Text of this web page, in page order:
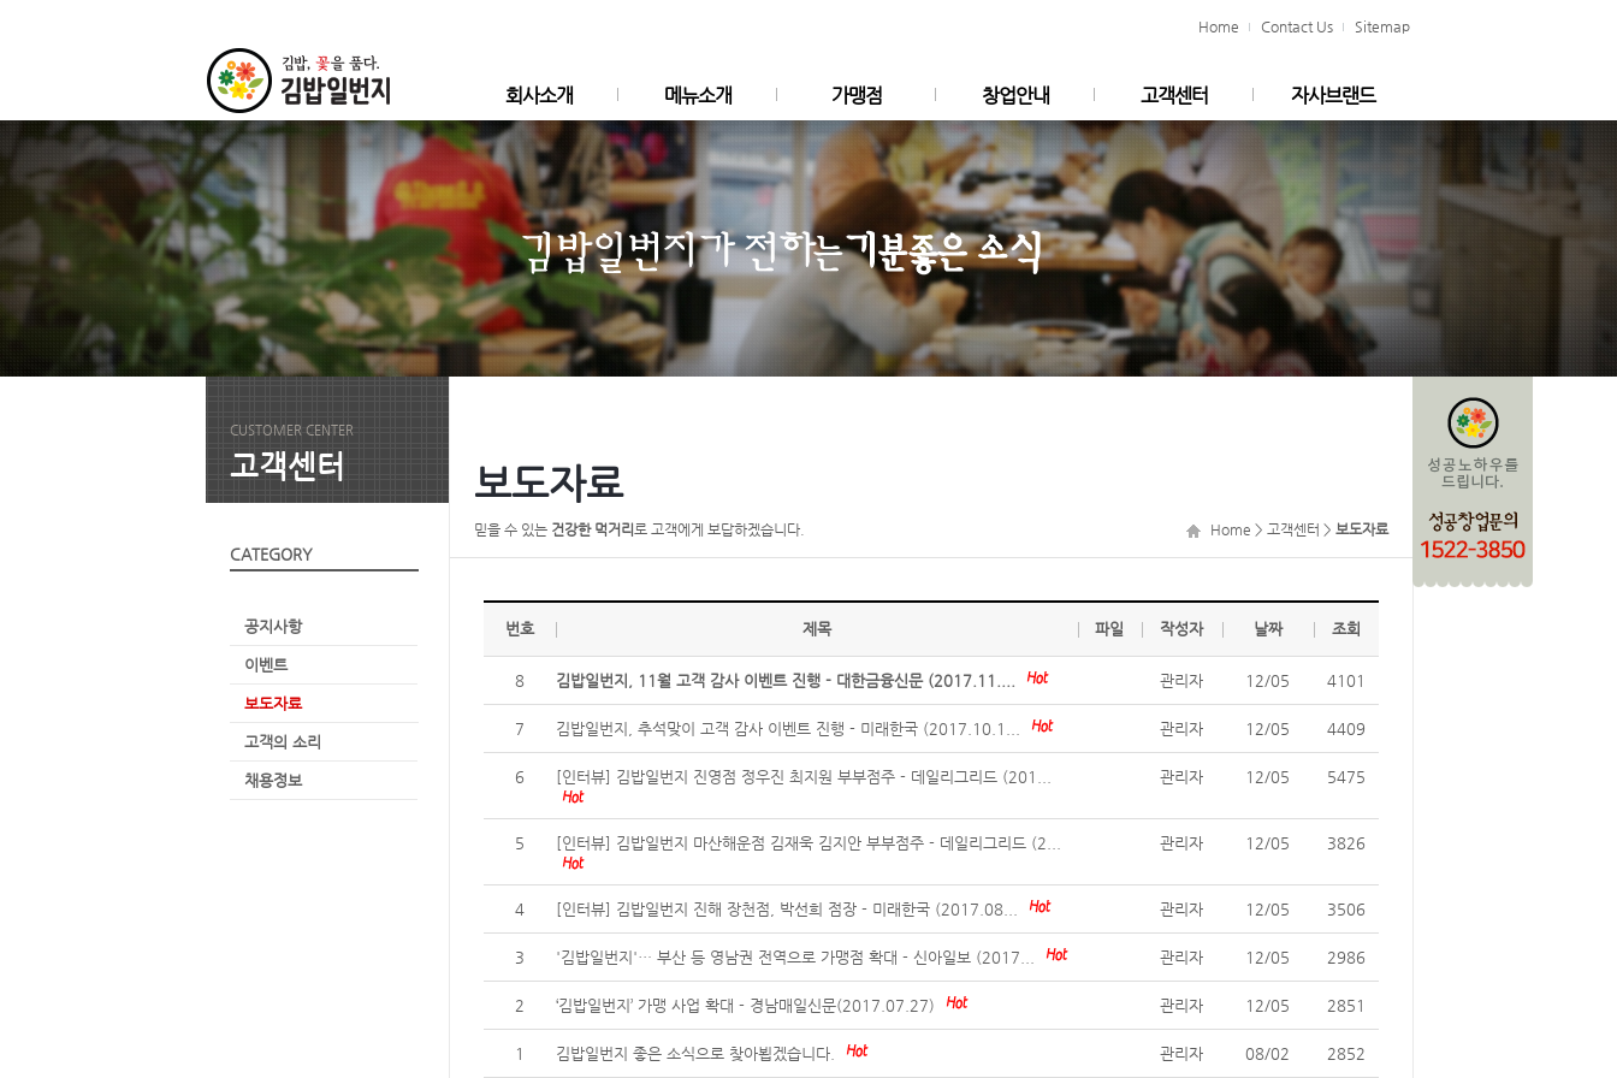
Home Contact Us Sitemap
회사소개
인사말
회사연혁
찾아오시는길
메뉴소개
김밥
밥
떡볶이/만두
신메뉴
가맹점
매장안내
창업안내
브랜드소개
가맹절차
가맹비용
가맹문의
고객센터
이벤트
보도자료
고객의 소리
채용정보
자사브랜드
안채추어탕
CUSTOMER CENTER
고객센터
CATEGORY
공지사항
이벤트
보도자료
고객의 소리
채용정보
Home > 고객센터 > 보도자료
보도자료
믿을 수 있는 건강한 먹거리로 고객에게 보답하겠습니다.
번호 제목 파일 작성자 날짜 조회
8 김밥일번지, 11월 고객 감사 이벤트 진행 - 대한금융신문 (2017.11.... 관리자 12/05 4101
7 김밥일번지, 추석맞이 고객 감사 이벤트 진행 - 미래한국 (2017.10.1... 관리자 12/05 4409
6 [인터뷰] 김밥일번지 진영점 정우진 최지원 부부점주 - 데일리그리드 (201... 관리자 12/05 5475
5 [인터뷰] 김밥일번지 마산해운점 김재욱 김지안 부부점주 - 데일리그리드 (2... 관리자 12/05 3826
4 [인터뷰] 김밥일번지 진해 장천점, 박선희 점장 - 미래한국 (2017.08... 관리자 12/05 3506
3 '김밥일번지'… 부산 등 영남권 전역으로 가맹점 확대 - 신아일보 (2017... 관리자 12/05 2986
2 ‘김밥일번지’ 가맹 사업 확대 - 경남매일신문(2017.07.27) 관리자 12/05 2851
1 김밥일번지 좋은 소식으로 찾아뵙겠습니다. 관리자 08/02 2852